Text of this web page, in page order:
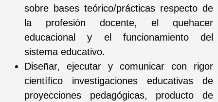
sobre bases teórico/prácticas respecto de
la profesión docente, el quehacer
educacional y el funcionamiento del
sistema educativo.
Diseñar, ejecutar y comunicar con rigor
científico investigaciones educativas de
proyecciones pedagógicas, producto de